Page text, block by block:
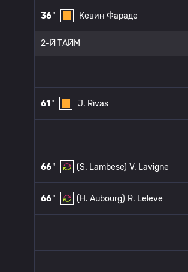
36 ' Кевин Фараде
2-Й ТАЙМ
61 ' J. Rivas
66 ' (S. Lambese) V. Lavigne
66 ' (H. Aubourg) R. Leleve